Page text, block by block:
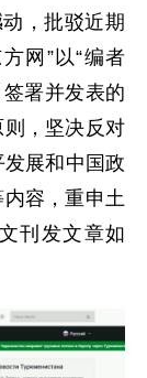
，批驳近期
网”以“编者
署并发表的
，坚决反对
发展和中国政
内容，重申土
刊发文章如